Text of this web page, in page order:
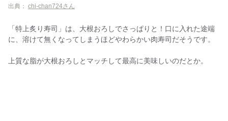
出典： chi-chan724さん
「特上炙り寿司」は、大根おろしでさっぱりと！口に入れた途端
に、溶けて無くなってしまうほどやわらかい肉寿司だそうです。
上質な脂が大根おろしとマッチして最高に美味しいのだとか。